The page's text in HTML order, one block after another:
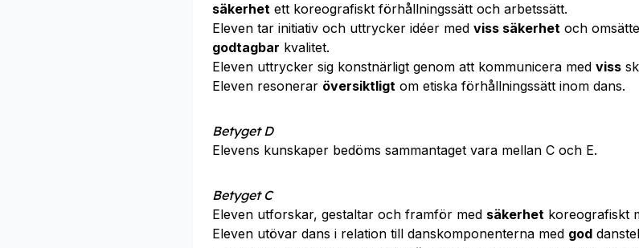
säkerhet ett koreografiskt förhållningssätt och arbetssätt.
Eleven tar initiativ och uttrycker idéer med viss säkerhet och
godtagbar kvalitet.
Eleven uttrycker sig konstnärligt genom att kommunicera med viss
Eleven resonerar översiktligt om etiska förhållningssätt inom dans.
Betyget D
Elevens kunskaper bedöms sammantaget vara mellan C och E.
Betyget C
Eleven utforskar, gestaltar och framför med säkerhet koreografiskt
Eleven utövar dans i relation till danskomponenterna med god